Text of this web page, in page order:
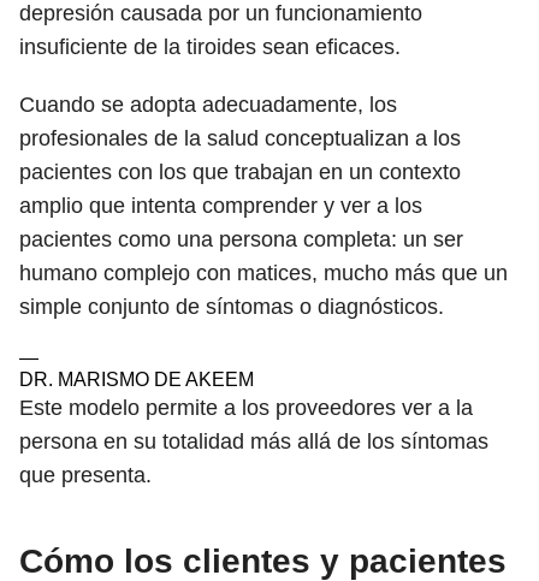
depresión causada por un funcionamiento
insuficiente de la tiroides sean eficaces.
Cuando se adopta adecuadamente, los
profesionales de la salud conceptualizan a los
pacientes con los que trabajan en un contexto
amplio que intenta comprender y ver a los
pacientes como una persona completa: un ser
humano complejo con matices, mucho más que un
simple conjunto de síntomas o diagnósticos.
—
DR. MARISMO DE AKEEM
Este modelo permite a los proveedores ver a la
persona en su totalidad más allá de los síntomas
que presenta.
Cómo los clientes y pacientes